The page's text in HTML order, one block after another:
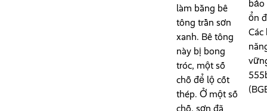
làm bằng bê
tông trần sơn
xanh. Bê tông
này bị bong
tróc, một số
chỗ để lộ cốt
thép. Ở một số
chỗ, sơn đã
bảo
ổn